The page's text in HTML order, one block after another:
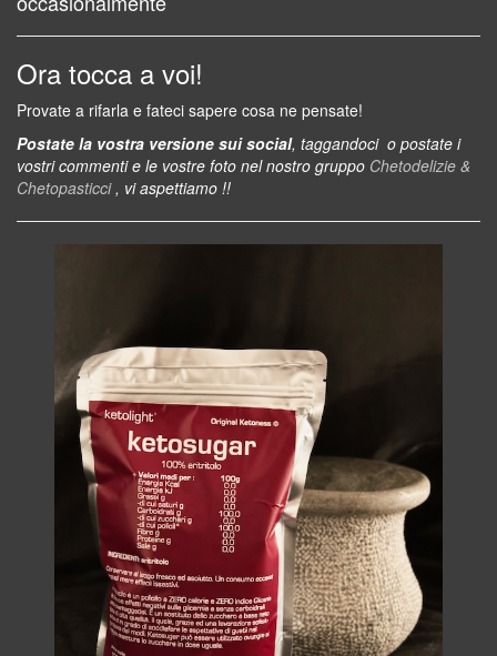
Ora tocca a voi!
Provate a rifarla e fateci sapere cosa ne pensate!
Postate la vostra versione sui social, taggandoci o postate i
vostri commenti e le vostre foto nel nostro gruppo Chetodelizie &
Chetopasticci, vi aspettiamo !!